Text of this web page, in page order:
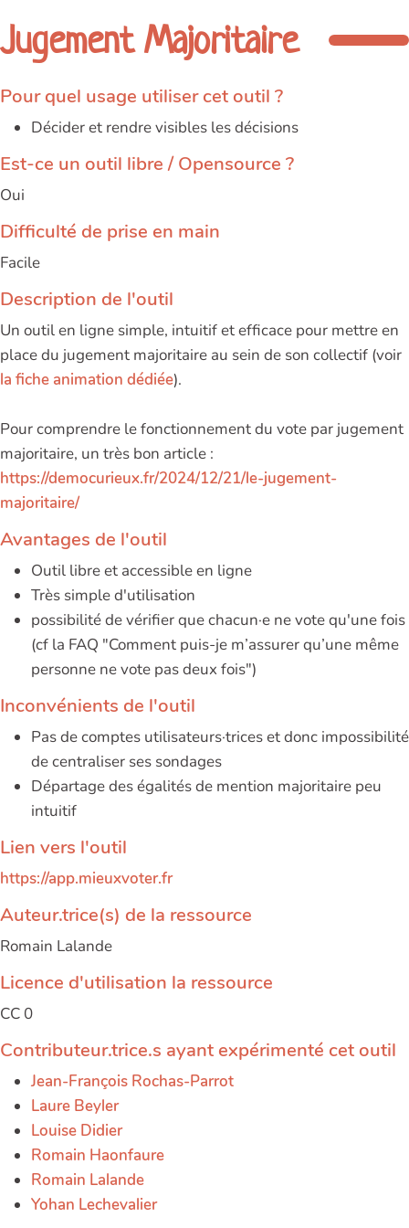
Jugement Majoritaire
Pour quel usage utiliser cet outil ?
Décider et rendre visibles les décisions
Est-ce un outil libre / Opensource ?
Oui
Difficulté de prise en main
Facile
Description de l'outil
Un outil en ligne simple, intuitif et efficace pour mettre en
place du jugement majoritaire au sein de son collectif (voir
la fiche animation dédiée).
Pour comprendre le fonctionnement du vote par jugement
majoritaire, un très bon article :
https://democurieux.fr/2024/12/21/le-jugement-
majoritaire/
Avantages de l'outil
Outil libre et accessible en ligne
Très simple d'utilisation
possibilité de vérifier que chacun·e ne vote qu'une fois
(cf la FAQ "Comment puis-je m’assurer qu’une même
personne ne vote pas deux fois")
Inconvénients de l'outil
Pas de comptes utilisateurs·trices et donc impossibilité
de centraliser ses sondages
Départage des égalités de mention majoritaire peu
intuitif
Lien vers l'outil
https://app.mieuxvoter.fr
Auteur.trice(s) de la ressource
Romain Lalande
Licence d'utilisation la ressource
CC 0
Contributeur.trice.s ayant expérimenté cet outil
Jean-François Rochas-Parrot
Laure Beyler
Louise Didier
Romain Haonfaure
Romain Lalande
Yohan Lechevalier